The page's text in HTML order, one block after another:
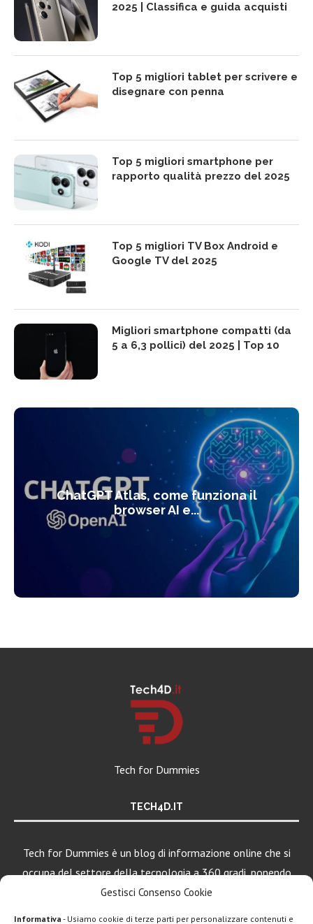
Gestisci Consenso Cookie
Informativa - Usiamo cookie di terze parti per personalizzare contenuti e
2025 | Classifica e guida acquisti
Top 5 migliori tablet per scrivere e
disegnare con penna
Top 5 migliori smartphone per
rapporto qualità prezzo del 2025
Top 5 migliori TV Box Android e
Google TV del 2025
Migliori smartphone compatti (da
5 a 6,3 pollici) del 2025 | Top 10
ChatGPT Atlas, come funziona il
browser AI e...
Tech for Dummies
TECH4D.IT
Tech for Dummies è un blog di informazione online che si
occupa del settore della tecnologia a 360 gradi, ponendo
una particolare attenzione al mondo Android, Apple e